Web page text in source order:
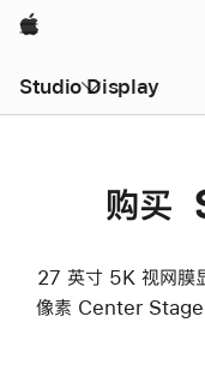
Apple
Studio Display
购买
27 英寸 5K 视网膜
像素 Center Stage